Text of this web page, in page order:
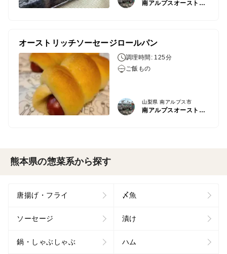
南アルプスオーストリッチファーム
オーストリッチソーセージロールパン
調理時間: 125分
ご飯もの
山梨県 南アルプス市
南アルプスオーストリッチファーム
熊本県の惣菜系から探す
唐揚げ・フライ 〆魚
ソーセージ 漬け
鍋・しゃぶしゃぶ ハム